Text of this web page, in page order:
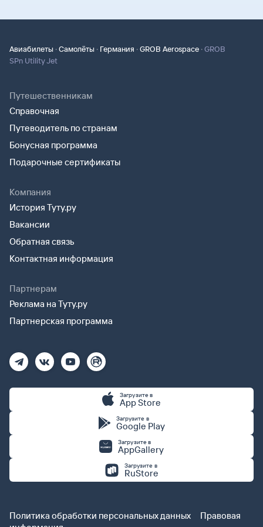
Авиабилеты ·Самолёты · Германия ·GROB Aerospace ·GROB
SPn Utility Jet
Путешественникам
Справочная
Путеводитель по странам
Бонусная программа
Подарочные сертификаты
Компания
История Туту.ру
Вакансии
Обратная связь
Контактная информация
Партнерам
Реклама на Туту.ру
Партнерская программа
Загрузите в
App Store
Загрузите в
Google Play
Загрузите в
AppGallery
Загрузите в
RuStore
Политика обработки персональных данных
Правовая